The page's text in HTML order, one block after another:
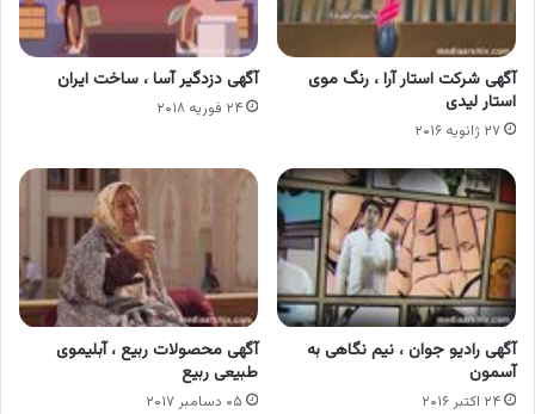
آگهی شرکت استار آرا ، رنگ موی
استار لیدی
۲۷ ژانویه ۲۰۱۶
آگهی دزدگیر آسا ، ساخت ایران
۲۴ فوریه ۲۰۱۸
آگهی رادیو جوان ، نیم نگاهی به
آسمون
۲۴ اکتبر ۲۰۱۶
آگهی محصولات ربیع ، آبلیموی
طبیعی ربیع
۰۵ دسامبر ۲۰۱۷